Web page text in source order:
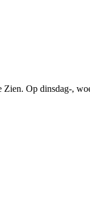
Op dinsdag-,